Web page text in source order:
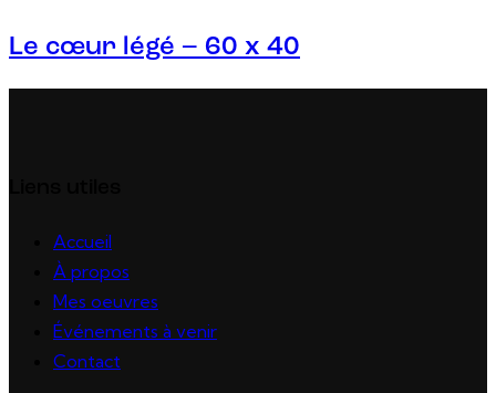
Le cœur légé – 60 x 40
Accueil
À propos
Mes oeuvres
Événements à venir
Contact